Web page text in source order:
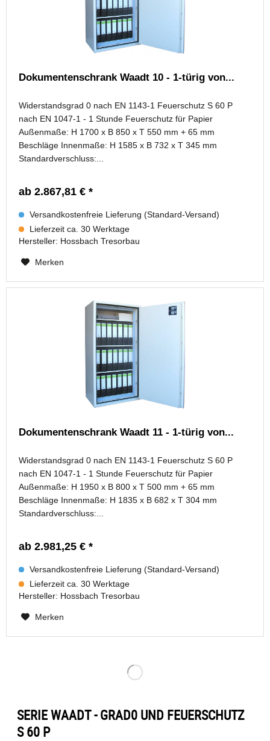
Dokumentenschrank Waadt 10 - 1-türig von...
Widerstandsgrad 0 nach EN 1143-1 Feuerschutz S 60 P
nach EN 1047-1 - 1 Stunde Feuerschutz für Papier
Außenmaße: H 1700 x B 850 x T 550 mm + 65 mm
Beschläge Innenmaße: H 1585 x B 732 x T 345 mm
Standardverschluss:...
ab 2.867,81 € *
Versandkostenfreie Lieferung (Standard-Versand)
Lieferzeit ca. 30 Werktage
Hersteller: Hossbach Tresorbau
Merken
Dokumentenschrank Waadt 11 - 1-türig von...
Widerstandsgrad 0 nach EN 1143-1 Feuerschutz S 60 P
nach EN 1047-1 - 1 Stunde Feuerschutz für Papier
Außenmaße: H 1950 x B 800 x T 500 mm + 65 mm
Beschläge Innenmaße: H 1835 x B 682 x T 304 mm
Standardverschluss:...
ab 2.981,25 € *
Versandkostenfreie Lieferung (Standard-Versand)
Lieferzeit ca. 30 Werktage
Hersteller: Hossbach Tresorbau
Merken
SERIE WAADT - GRAD0 UND FEUERSCHUTZ
S 60 P